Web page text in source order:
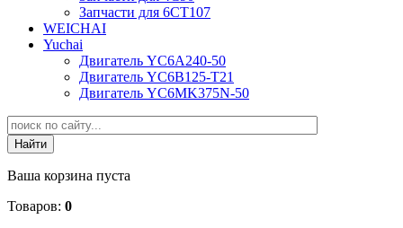
Запчасти для 6CT107
WEICHAI
Yuchai
Двигатель YC6A240-50
Двигатель YC6B125-T21
Двигатель YC6MK375N-50
Ваша корзина пуста
Товаров: 0